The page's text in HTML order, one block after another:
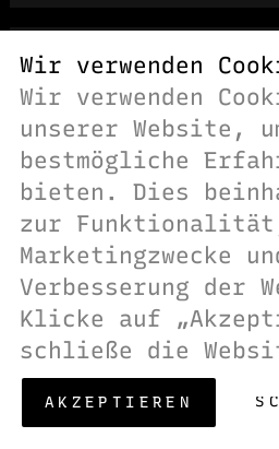
lillet wild
0.34 l
8
sarti
0.34 l
8
Wir verwenden
Wir verwenden
unserer Website,
bestmögliche
bieten. Dies
zur
Marketingzwecke
Verbesserung der
Klicke auf
schließe die
AKZEPTIEREN